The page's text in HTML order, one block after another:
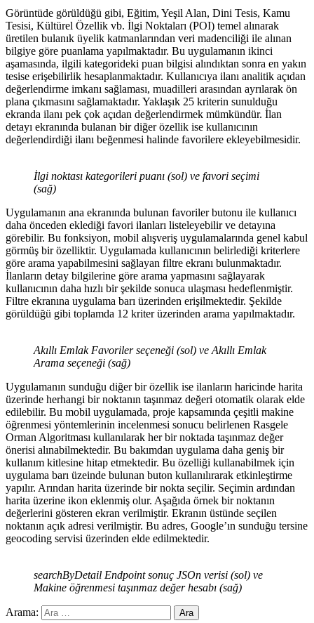
Görüntüde görüldüğü gibi, Eğitim, Yeşil Alan, Dini Tesis, Kamu
Tesisi, Kültürel Özellik vb. İlgi Noktaları (POI) temel alınarak
üretilen bulanık üyelik katmanlarından veri madenciliği ile alınan
bilgiye göre puanlama yapılmaktadır. Bu uygulamanın ikinci
aşamasında, ilgili kategorideki puan bilgisi alındıktan sonra en yakın
tesise erişebilirlik hesaplanmaktadır. Kullanıcıya ilanı analitik açıdan
değerlendirme imkanı sağlaması, muadilleri arasından ayrılarak ön
plana çıkmasını sağlamaktadır. Yaklaşık 25 kriterin sunulduğu
ekranda ilanı pek çok açıdan değerlendirmek mümkündür. İlan
detayı ekranında bulanan bir diğer özellik ise kullanıcının
değerlendirdiği ilanı beğenmesi halinde favorilere ekleyebilmesidir.
İlgi noktası kategorileri puanı (sol) ve favori seçimi
(sağ)
Uygulamanın ana ekranında bulunan favoriler butonu ile kullanıcı
daha önceden eklediği favori ilanları listeleyebilir ve detayına
görebilir. Bu fonksiyon, mobil alışveriş uygulamalarında genel kabul
görmüş bir özelliktir. Uygulamada kullanıcının belirlediği kriterlere
göre arama yapabilmesini sağlayan filtre ekranı bulunmaktadır.
İlanların detay bilgilerine göre arama yapmasını sağlayarak
kullanıcının daha hızlı bir şekilde sonuca ulaşması hedeflenmiştir.
Filtre ekranına uygulama barı üzerinden erişilmektedir. Şekilde
görüldüğü gibi toplamda 12 kriter üzerinden arama yapılmaktadır.
Akıllı Emlak Favoriler seçeneği (sol) ve Akıllı Emlak
Arama seçeneği (sağ)
Uygulamanın sunduğu diğer bir özellik ise ilanların haricinde harita
üzerinde herhangi bir noktanın taşınmaz değeri otomatik olarak elde
edilebilir. Bu mobil uygulamada, proje kapsamında çeşitli makine
öğrenmesi yöntemlerinin incelenmesi sonucu belirlenen Rasgele
Orman Algoritması kullanılarak her bir noktada taşınmaz değer
önerisi alınabilmektedir. Bu bakımdan uygulama daha geniş bir
kullanım kitlesine hitap etmektedir. Bu özelliği kullanabilmek için
uygulama barı üzeinde bulunan buton kullanılırarak etkinleştirme
yapılır. Arından harita üzerinde bir nokta seçilir. Seçimin ardından
harita üzerine ikon eklenmiş olur. Aşağıda örnek bir noktanın
değerlerini gösteren ekran verilmiştir. Ekranın üstünde seçilen
noktanın açık adresi verilmiştir. Bu adres, Google’ın sunduğu tersine
geocoding servisi üzerinden elde edilmektedir.
searchByDetail Endpoint sonuç JSOn verisi (sol) ve
Makine öğrenmesi taşınmaz değer hesabı (sağ)
Arama: